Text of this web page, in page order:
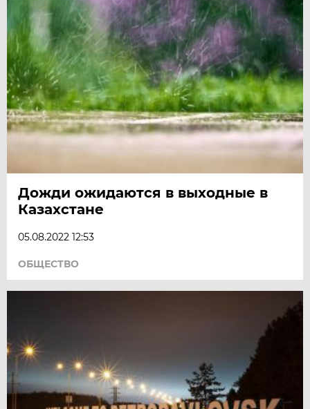
Дожди ожидаются в выходные в
Казахстане
05.08.2022 12:53
ОБЩЕСТВО